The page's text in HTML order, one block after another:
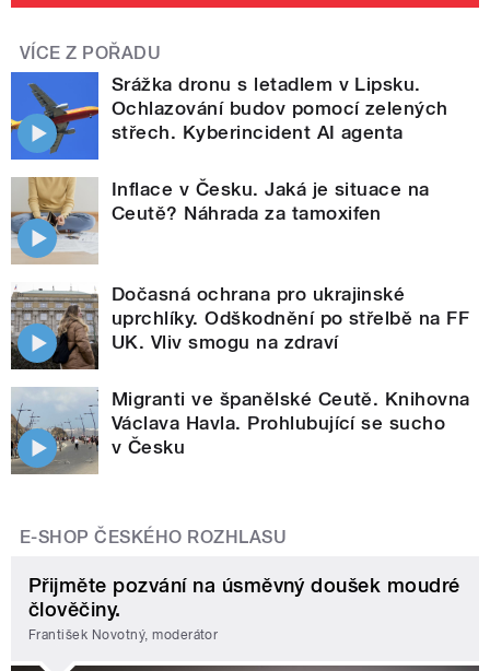
VÍCE Z POŘADU
Srážka dronu s letadlem v Lipsku.
Ochlazování budov pomocí zelených
střech. Kyberincident AI agenta
Inflace v Česku. Jaká je situace na
Ceutě? Náhrada za tamoxifen
Dočasná ochrana pro ukrajinské
uprchlíky. Odškodnění po střelbě na FF
UK. Vliv smogu na zdraví
Migranti ve španělské Ceutě. Knihovna
Václava Havla. Prohlubující se sucho
v Česku
E-SHOP ČESKÉHO ROZHLASU
Přijměte pozvání na úsměvný doušek moudré
člověčiny.
František Novotný, moderátor